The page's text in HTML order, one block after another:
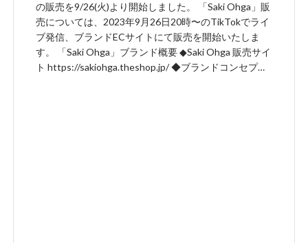
の販売を9/26(火)より開始しました。 「Saki Ohga」販
売については、2023年9月26日20時〜のTikTokでライ
ブ発信、ブランドECサイトにて販売を開始いたしま
す。 「Saki Ohga」ブランド概要 ◆Saki Ohga 販売サイ
ト https://sakiohga.theshop.jp/ ◆ブランドコンセプト